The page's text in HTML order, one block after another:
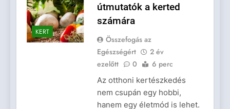
KERT
útmutatók a kerted
számára
Összefogás az
Egészségért
2 év
ezelőtt
0 6 perc
Az otthoni kertészkedés
nem csupán egy hobbi,
hanem egy életmód is lehet.